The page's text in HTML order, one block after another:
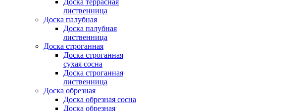
Доска террасная
лиственница
Доска палубная
Доска палубная
лиственница
Доска строганная
Доска строганная
сухая сосна
Доска строганная
лиственница
Доска обрезная
Доска обрезная сосна
Доска обрезная